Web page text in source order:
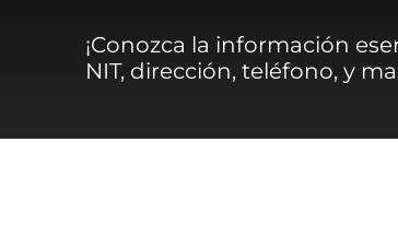
¡Conozca la información
NIT, dirección, teléfono, y